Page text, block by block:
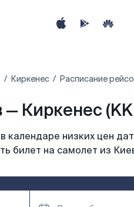
Киркенес Расписание
Киркенес
низких цен
билет на самолет из